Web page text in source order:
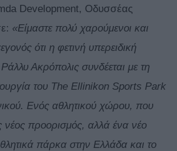
Development, Οδυσσέας
«Είμαστε πολύ χαρούμενοι και
ότι η φετινή υπερειδική
Ακρόπολις συνδέεται με τη
του Τhe Ellinikon Sports Park
Ενός αθλητικού χώρου, που
νέος προορισμός, αλλά ένα νέο
πάρκα στην Ελλάδα και το